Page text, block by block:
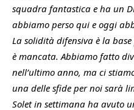
squadra fantastica e ha un
abbiamo perso qui e oggi
La solidità difensiva è la
è mancata. Abbiamo fatto
nell’ultimo anno, ma ci
una delle sfide per noi sarà
Solet in settimana ha avuto